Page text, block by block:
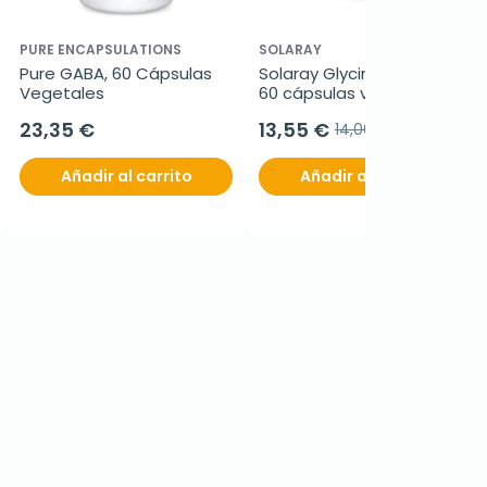
PURE ENCAPSULATIONS
Pure GABA, 60 Cápsulas
Vegetales
23,35 €
Añadir al carrito
SOLARAY
Solaray Glycine 1000 mg ,
60 cápsulas veganas
13,55 € 14,00 €
Añadir al carrito